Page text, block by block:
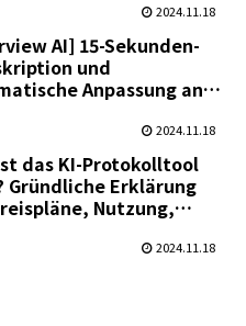
dem Verschneiden und
von Text und
sie einsetzt.
2024.11.18
AI] 15-Sekunden-
und
Anpassung an
2024.11.18
das KI-Protokolltool
Gründliche Erklärung
Nutzung,
2024.11.18